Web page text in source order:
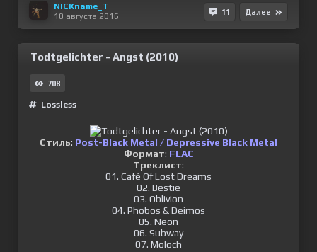
NICKname_T
10 августа 2016
11 Далее
Todtgelichter - Angst (2010)
708
Lossless
Стиль: Post-Black Metal / Depressive Black Metal
Формат: FLAC
Треклист:
01. Café Of Lost Dreams
02. Bestie
03. Oblivion
04. Phobos & Deimos
05. Neon
06. Subway
07. Moloch